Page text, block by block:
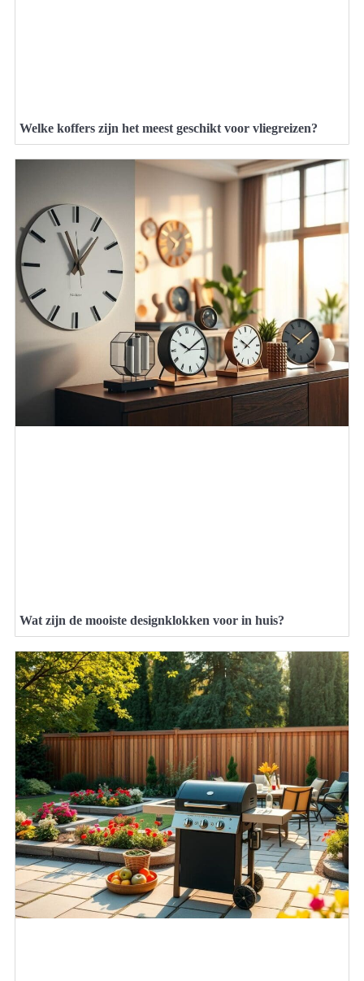
Welke koffers zijn het meest geschikt voor vliegreizen?
Wat zijn de mooiste designklokken voor in huis?